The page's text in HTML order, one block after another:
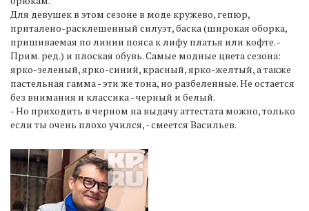
Для девушек в этом сезоне в моде кружево, гепюр,
приталено-расклешенный силуэт, баска (широкая оборка,
пришиваемая по линии пояса к лифу платья или кофте. -
Прим. ред.) и плоская обувь. Самые модные цвета сезона:
ярко-зеленый, ярко-синий, красный, ярко-желтый, а также
пастельная гамма - эти же тона, но разбеленные. Не остается
без внимания и классика - черный и белый.
- Но приходить в черном на выдачу аттестата можно, только
если ты очень плохо учился, - смеется Васильев.